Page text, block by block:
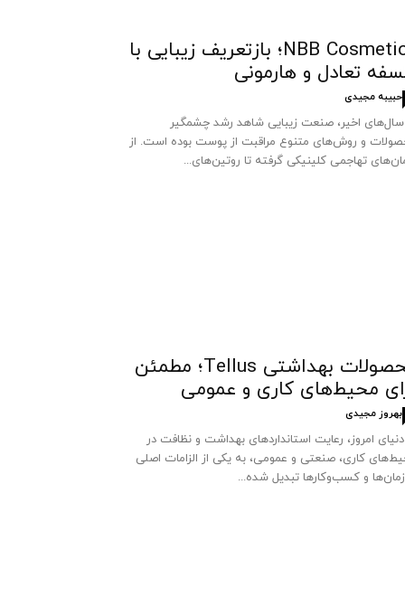
NBB Cosmetics؛ بازتعریف زیبایی با
تعادل و هارمونی
حبیبه مجیدی
سال‌های اخیر، صنعت زیبایی شاهد رشد چشمگیر
و روش‌های متنوع مراقبت از پوست بوده است. از
تهاجمی کلینیکی گرفته تا روتین‌های...
محصولات بهداشتی Tellus؛ مطمئن
محیط‌های کاری و عمومی
بهروز مجیدی
امروز، رعایت استانداردهای بهداشت و نظافت در
کاری، صنعتی و عمومی، به یکی از الزامات اصلی
و کسب‌وکارها تبدیل شده...